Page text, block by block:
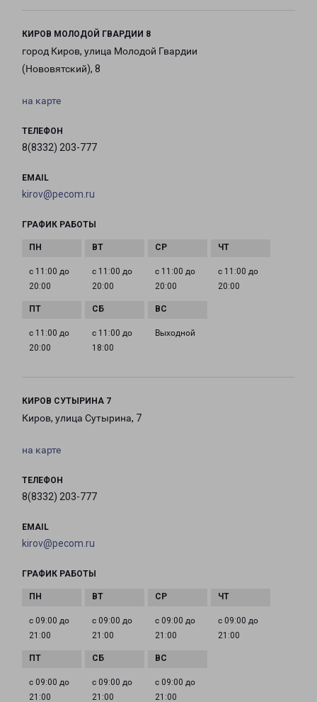
КИРОВ МОЛОДОЙ ГВАРДИИ 8
город Киров, улица Молодой Гвардии
(Нововятский), 8
на карте
ТЕЛЕФОН
8(8332) 203-777
EMAIL
kirov@pecom.ru
ГРАФИК РАБОТЫ
с 11:00 до
20:00
с 11:00 до
20:00
с 11:00 до
20:00
с 11:00 до
20:00
с 11:00 до
20:00
с 11:00 до
18:00
Выходной
КИРОВ СУТЫРИНА 7
Киров, улица Сутырина, 7
на карте
ТЕЛЕФОН
8(8332) 203-777
EMAIL
kirov@pecom.ru
ГРАФИК РАБОТЫ
с 09:00 до
21:00
с 09:00 до
21:00
с 09:00 до
21:00
с 09:00 до
21:00
с 09:00 до
21:00
с 09:00 до
21:00
с 09:00 до
21:00